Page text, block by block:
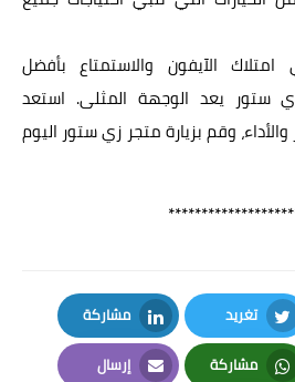
الآيفون والاستمتاع بأفضل
ستور يعد الوجهة المثلى. استعد
وقم بزيارة متجر زي ستور اليوم
تغريد
Twitter
مشاركة
LinkedIn
مشاركة إرسال